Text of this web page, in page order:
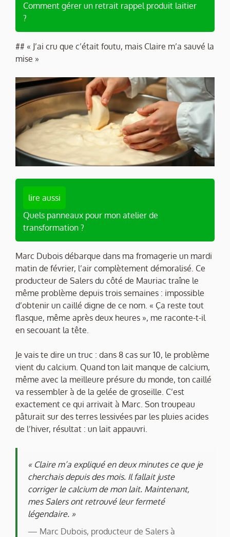
Comment gérer un retrait rappel produit laitier
?
## « J’ai cru que c’était foutu, mais Claire m’a sauvé la
mise »
lire aussi
Quels panneaux pour mon atelier de
transformation ?
Marc Dubois débarque dans ma fromagerie un mardi
matin de février, l’air complètement démoralisé. Ce
producteur de Salers du côté de Mauriac traîne le
même problème depuis trois semaines : impossible
d’obtenir un caillé digne de ce nom. « Ça reste tout
flasque, même après deux heures », me raconte-t-il
en secouant la tête.
Je vais te dire un truc : dans 8 cas sur 10, le problème
vient du calcium. Quand ton lait manque de calcium,
même avec la meilleure présure du monde, ton caillé
va ressembler à de la gelée de groseille. C’est
exactement ce qui arrivait à Marc. Son troupeau
pâturait sur des terres lessivées par les pluies acides
de l’hiver, résultat : un lait appauvri.
« Claire m’a expliqué en deux minutes ce que je
cherchais depuis des mois. Il fallait juste
corriger le calcium de mon lait. Maintenant,
mes Salers ont retrouvé leur fermeté
légendaire. »
— Marc Dubois, producteur de Salers à